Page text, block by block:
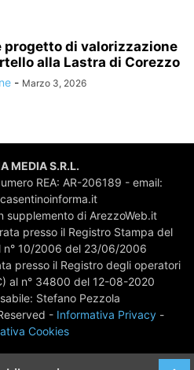
progetto di valorizzazione
alla Lastra di Corezzo
- Marzo 3, 2026
MEDIA S.R.L.
REA: AR-206189 - email:
supplemento di ArezzoWeb.it
presso il Registro Stampa del
n° 10/2006 del 23/06/2006
presso il Registro degli operatori
al n° 34800 del 12-08-2020
Stefano Pezzola
- Informativa Privacy-
Cookies